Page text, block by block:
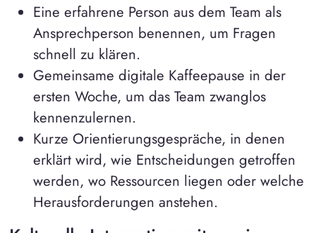
Eine erfahrene Person aus dem Team als
Ansprechperson benennen, um Fragen
schnell zu klären.
Gemeinsame digitale Kaffeepause in der
ersten Woche, um das Team zwanglos
kennenzulernen.
Kurze Orientierungsgespräche, in denen
erklärt wird, wie Entscheidungen getroffen
werden, wo Ressourcen liegen oder welche
Herausforderungen anstehen.